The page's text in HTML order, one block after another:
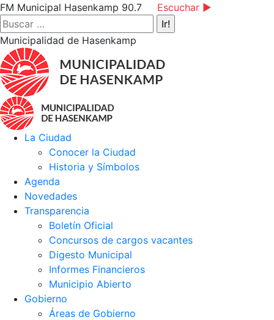
Saltar
al
contenido
Facebook
page
opens
new
window
Instagram
page
opens
new
window
YouTube
page
opens
new
window
FM Municipal Hasenkamp 90.7
Escuchar ►
Buscar:
Municipalidad de Hasenkamp
La Ciudad
Conocer la Ciudad
Historia y Símbolos
Agenda
Novedades
Transparencia
Boletín Oficial
Concursos de cargos vacantes
Digesto Municipal
Informes Financieros
Municipio Abierto
Gobierno
Áreas de Gobierno